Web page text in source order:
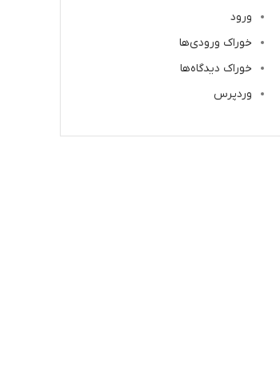
ورود
خوراک ورودی‌ها
خوراک دیدگاه‌ها
وردپرس